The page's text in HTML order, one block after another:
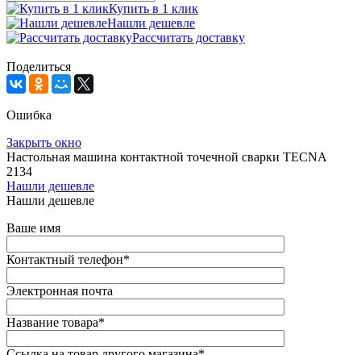
Купить в 1 клик
Нашли дешевле
Рассчитать доставку
Поделиться
Ошибка
Закрыть окно
Настольная машина контактной точечной сварки TECNA
2134
Нашли дешевле
Нашли дешевле
Ваше имя
Контактный телефон*
Электронная почта
Название товара*